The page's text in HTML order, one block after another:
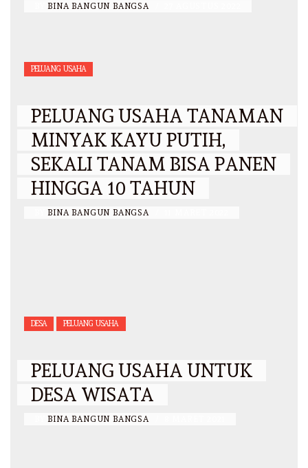
BINA BANGUN BANGSA
PELUANG USAHA
PELUANG USAHA TANAMAN
MINYAK KAYU PUTIH,
SEKALI TANAM BISA PANEN
HINGGA 10 TAHUN
BINA BANGUN BANGSA
DESA PELUANG USAHA
PELUANG USAHA UNTUK
DESA WISATA
BINA BANGUN BANGSA